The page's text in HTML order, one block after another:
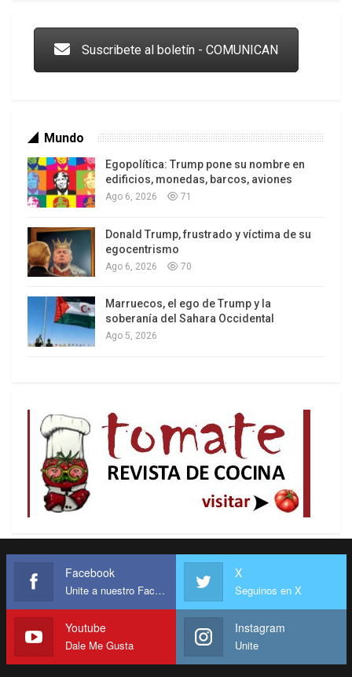
Los latinos le van dando la espalda a Trump
Suscribete al boletín - COMUNICAN
Mundo
Egopolítica: Trump pone su nombre en
edificios, monedas, barcos, aviones
Ago 6, 2026 71
Donald Trump, frustrado y víctima de su
egocentrismo
Ago 6, 2026 70
Marruecos, el ego de Trump y la
soberanía del Sahara Occidental
Ago 5, 2026
Facebook
Unite a nuestro Facebook
X
Seguinos en X
Youtube
Dale Me Gusta
Instagram
Unite